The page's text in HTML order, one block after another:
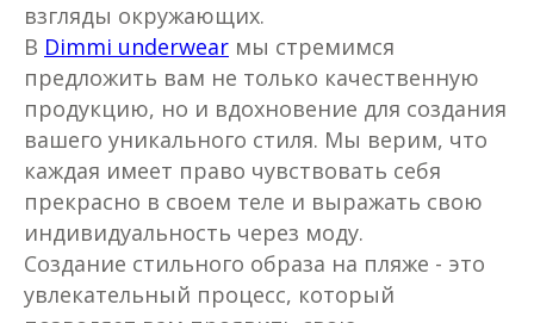
взгляды окружающих.
В Dimmi underwear мы стремимся
предложить вам не только качественную
продукцию, но и вдохновение для создания
вашего уникального стиля. Мы верим, что
каждая имеет право чувствовать себя
прекрасно в своем теле и выражать свою
индивидуальность через моду.
Создание стильного образа на пляже - это
увлекательный процесс, который